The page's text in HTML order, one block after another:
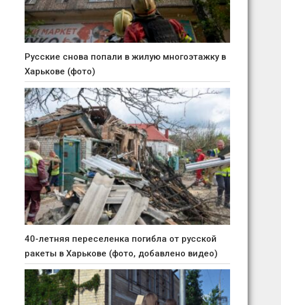
Русские снова попали в жилую многоэтажку в
Харькове (фото)
40-летняя переселенка погибла от русской
ракеты в Харькове (фото, добавлено видео)